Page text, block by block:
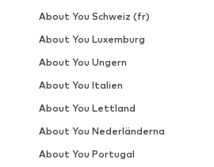
About You Schweiz (fr)
About You Luxemburg
About You Ungern
About You Italien
About You Lettland
About You Nederländerna
About You Portugal